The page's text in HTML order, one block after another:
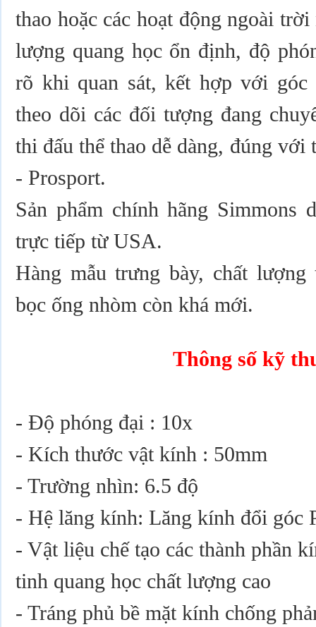
thao hoặc các hoạt động ngoài
lượng quang học ổn định, độ
rõ khi quan sát, kết hợp với góc
theo dõi các đối tượng đang
thi đấu thể thao dễ dàng, đúng với
- Prosport.
Sản phẩm chính hãng Simmons
trực tiếp từ USA.
Hàng mẫu trưng bày, chất
bọc ống nhòm còn khá mới.
Thông số kỹ
- Độ phóng đại : 10x
- Kích thước vật kính : 50mm
- Trường nhìn: 6.5 độ
- Hệ lăng kính: Lăng kính đổi góc
- Vật liệu chế tạo các thành phần
tinh quang học chất lượng cao
- Tráng phủ bề mặt kính chống